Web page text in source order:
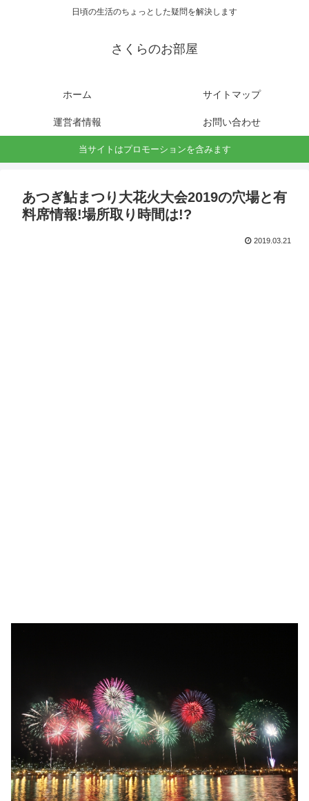
日頃の生活のちょっとした疑問を解決します
さくらのお部屋
ホーム サイトマップ
運営者情報 お問い合わせ
当サイトはプロモーションを含みます
あつぎ鮎まつり大花火大会2019の穴場と有
料席情報!場所取り時間は!?
2019.03.21